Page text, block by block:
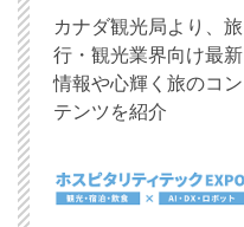
​カナダ観光局より、旅
行・観光業界向け最新
情報や心輝く旅のコン
テンツを紹介